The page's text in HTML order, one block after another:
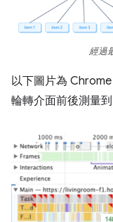
經過
以下圖片為
輪轉介面前後測量到